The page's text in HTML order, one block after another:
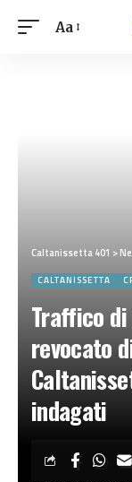
Aa
Caltanissetta 401 >
CALTANISSETTA
Traffico
revocato
indagati